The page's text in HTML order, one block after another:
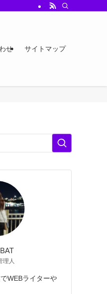
せ サイトマップ
理人
WEBライターや